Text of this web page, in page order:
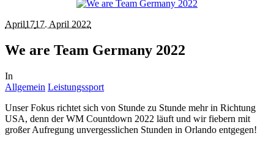
April1717. April 2022
We are Team Germany 2022
In
Allgemein Leistungssport
Unser Fokus richtet sich von Stunde zu Stunde mehr in Richtung
USA, denn der WM Countdown 2022 läuft und wir fiebern mit
großer Aufregung unvergesslichen Stunden in Orlando entgegen!